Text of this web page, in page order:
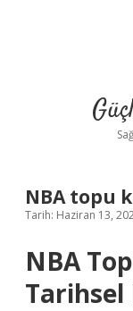
NBA topu
Tarih: Haziran 13,
NBA
Tarihsel